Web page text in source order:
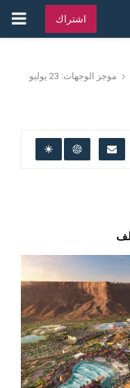
اشتراك
موجز الوجهات: 23 يوليو